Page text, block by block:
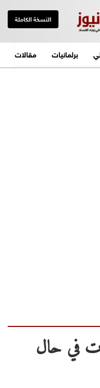
النسخة الكاملة
برلمانيات مقالات
في حال